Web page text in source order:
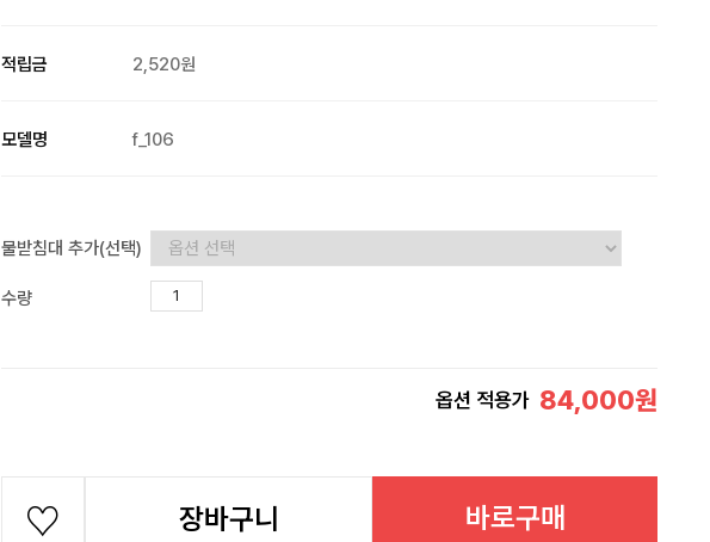
적립금 2,520원
모델명 f_106
물받침대 추가(선택)
수량
옵션 적용가 84,000원
장바구니 바로구매